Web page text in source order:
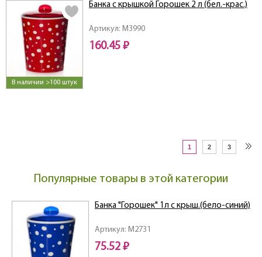
В наличии >100 штук
Артикул: M3990
Банка с крышкой Горошек 2 л (бел.-крас.)
160.45 ₽
1 2 3
Популярные товары в этой категории
Артикул: M2731
Банка "Горошек" 1л с крыш.(бело-синий)
75.52 ₽